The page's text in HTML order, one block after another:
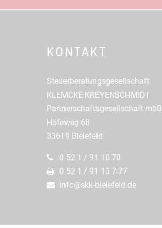
KONTAKT
Steuerberatungsgesellschaft
KLEMCKE KREYENSCHMIDT
Partnerschaftsgesellschaft mbB
Höfeweg 68
33619 Bielefeld
0 52 1 / 91 10 70
0 52 1 / 91 10 7-77
info@skk-bielefeld.de